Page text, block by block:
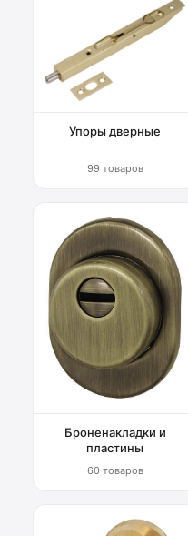
Упоры дверные
99 товаров
Броненакладки и
пластины
60 товаров